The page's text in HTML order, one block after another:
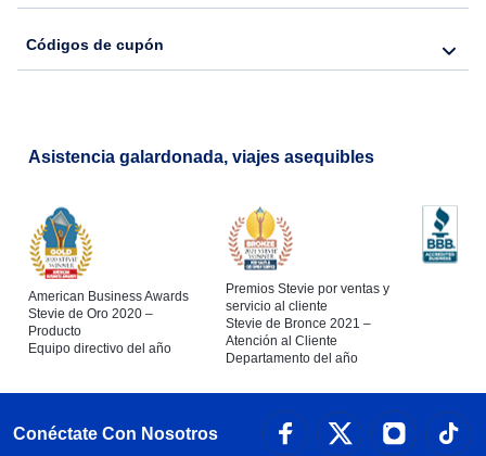
Flights from Nueva York to Barcelona
Códigos de cupón
Asistencia galardonada, viajes asequibles
American Business Awards
Stevie de Oro 2020 –
Producto
Equipo directivo del año
Premios Stevie por ventas y
servicio al cliente
Stevie de Bronce 2021 –
Atención al Cliente
Departamento del año
Conéctate Con Nosotros